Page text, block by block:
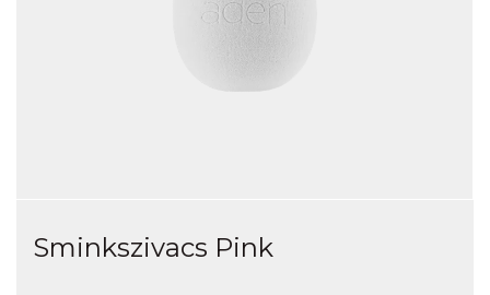
Sminkszivacs Pink